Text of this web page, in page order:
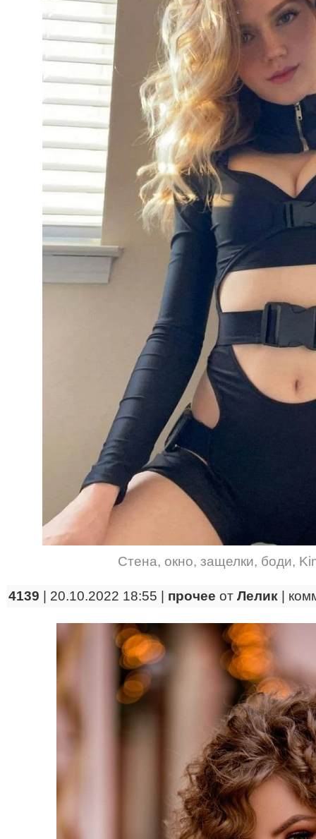
Стена, окно, защелки, боди,
4139 | 20.10.2022 18:55 | прочее от Лелик